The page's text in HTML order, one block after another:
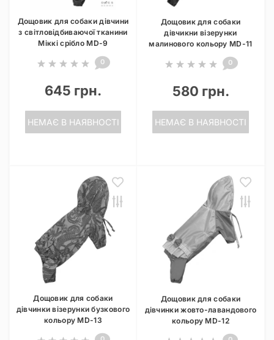
Дощовик для собаки дівчини
з світловідбиваючої тканини
Мiккi срiбло MD-9
0
645 грн.
НЕМАЄ В НАЯВНОСТІ
Дощовик для собаки
дівчикни візерунки
малинового кольору MD-11
0
580 грн.
НЕМАЄ В НАЯВНОСТІ
Дощовик для собаки
дівчинки візерунки бузкового
кольору MD-13
Дощовик для собаки
дівчинки жовто-лавандового
кольору MD-12